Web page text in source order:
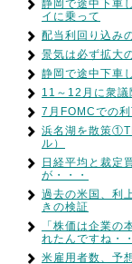
静岡で途中下車
イに乗って
配当利回り込み
景気は必ず拡大
静岡で途中下車
11～12月に衆議
7月FOMCでの
浜名湖を散策
ル）
日経平均と裁定
が・・・
過去の米国、利
きの検証
「株価は企業の
れたんですね・
米雇用者数、予